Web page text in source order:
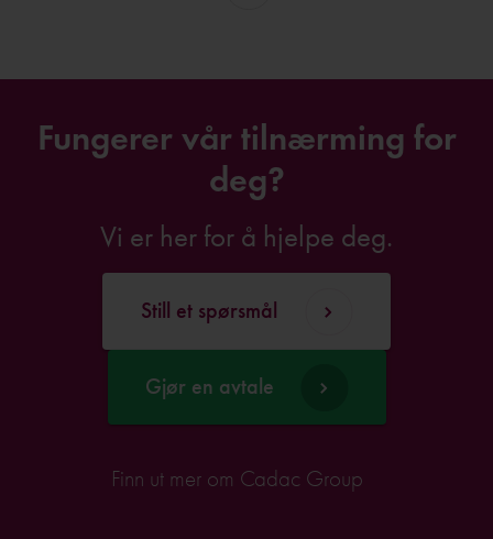
Fungerer vår tilnærming for
deg?
Vi er her for å hjelpe deg.
Still et spørsmål
Gjør en avtale
Finn ut mer om Cadac Group